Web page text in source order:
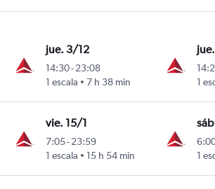
jue. 3/12
14:30-23:08
1 escala
7 h 38 min
1
vie. 15/1
7:05-23:59
1 escala
15 h 54 min
1